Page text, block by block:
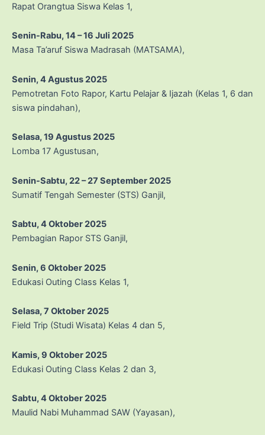
Rapat Orangtua Siswa Kelas 1,
Senin-Rabu, 14 – 16 Juli 2025
Masa Ta’aruf Siswa Madrasah (MATSAMA),
Senin, 4 Agustus 2025
Pemotretan Foto Rapor, Kartu Pelajar & Ijazah (Kelas 1, 6 dan
siswa pindahan),
Selasa, 19 Agustus 2025
Lomba 17 Agustusan,
Senin-Sabtu, 22 – 27 September2025
Sumatif Tengah Semester (STS) Ganjil,
Sabtu, 4 Oktober2025
Pembagian Rapor STS Ganjil,
Senin, 6 Oktober 2025
Edukasi Outing Class Kelas 1,
Selasa, 7 Oktober 2025
Field Trip (Studi Wisata) Kelas 4 dan 5,
Kamis, 9 Oktober 2025
Edukasi Outing Class Kelas 2 dan 3,
Sabtu, 4 Oktober 2025
Maulid Nabi Muhammad SAW (Yayasan),